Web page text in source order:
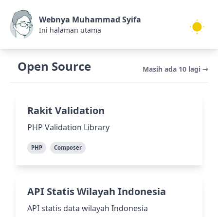
Webnya Muhammad Syifa
Ini halaman utama
Open Source Masih ada 10 lagi ⇾
Rakit Validation
PHP Validation Library
PHP Composer
API Statis Wilayah Indonesia
API statis data wilayah Indonesia